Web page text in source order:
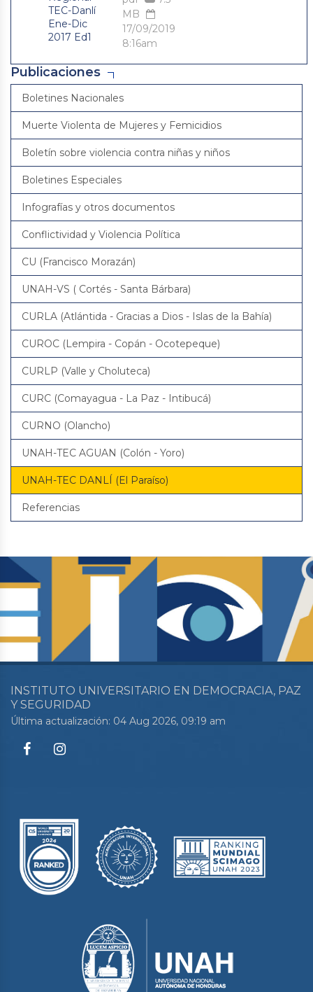
TEC-Danlí
Ene-Dic
2017 Ed1
MB
17/09/2019
8:16am
Publicaciones
Boletines Nacionales
Muerte Violenta de Mujeres y Femicidios
Boletín sobre violencia contra niñas y niños
Boletines Especiales
Infografías y otros documentos
Conflictividad y Violencia Política
CU (Francisco Morazán)
UNAH-VS ( Cortés - Santa Bárbara)
CURLA (Atlántida - Gracias a Dios - Islas de la Bahía)
CUROC (Lempira - Copán - Ocotepeque)
CURLP (Valle y Choluteca)
CURC (Comayagua - La Paz - Intibucá)
CURNO (Olancho)
UNAH-TEC AGUAN (Colón - Yoro)
UNAH-TEC DANLÍ (El Paraíso)
Referencias
INSTITUTO UNIVERSITARIO EN DEMOCRACIA, PAZ
Y SEGURIDAD
Última actualización: 04 Aug 2026, 09:19 am